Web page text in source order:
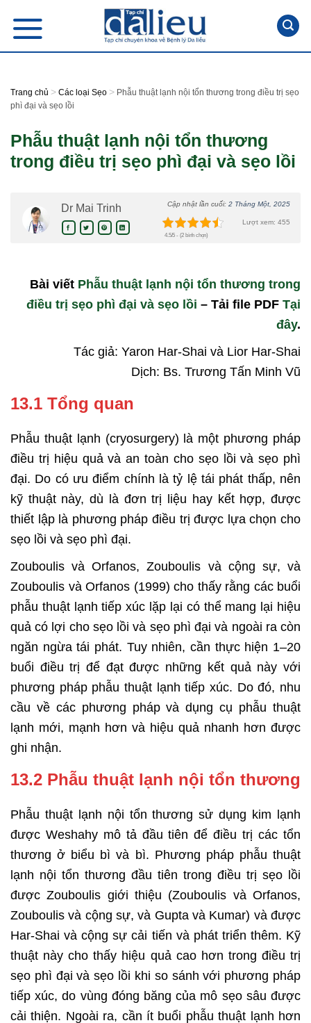
content
Trang chủ > Các loại Sẹo > Phẫu thuật lạnh nội tổn thương trong điều trị sẹo
phì đại và sẹo lồi
Phẫu thuật lạnh nội tổn thương
trong điều trị sẹo phì đại và sẹo lồi
Dr Mai Trinh Cập nhật lần cuối: 2 Tháng Một, 2025
4.5/5 - (2 bình chọn)
Lượt xem: 455
Bài viết Phẫu thuật lạnh nội tổn thương trong
điều trị sẹo phì đại và sẹo lồi – Tải file PDF Tại
đây.
Tác giả: Yaron Har-Shai và Lior Har-Shai
Dịch: Bs. Trương Tấn Minh Vũ
13.1 Tổng quan
Phẫu thuật lạnh (cryosurgery) là một phương pháp
điều trị hiệu quả và an toàn cho sẹo lồi và sẹo phì
đại. Do có ưu điểm chính là tỷ lệ tái phát thấp, nên
kỹ thuật này, dù là đơn trị liệu hay kết hợp, được
thiết lập là phương pháp điều trị được lựa chọn cho
sẹo lồi và sẹo phì đại.
Zouboulis và Orfanos, Zouboulis và cộng sự, và
Zouboulis và Orfanos (1999) cho thấy rằng các buổi
phẫu thuật lạnh tiếp xúc lặp lại có thể mang lại hiệu
quả có lợi cho sẹo lồi và sẹo phì đại và ngoài ra còn
ngăn ngừa tái phát. Tuy nhiên, cần thực hiện 1–20
buổi điều trị để đạt được những kết quả này với
phương pháp phẫu thuật lạnh tiếp xúc. Do đó, nhu
cầu về các phương pháp và dụng cụ phẫu thuật
lạnh mới, mạnh hơn và hiệu quả nhanh hơn được
ghi nhận.
13.2 Phẫu thuật lạnh nội tổn thương
Phẫu thuật lạnh nội tổn thương sử dụng kim lạnh
được Weshahy mô tả đầu tiên để điều trị các tổn
thương ở biểu bì và bì. Phương pháp phẫu thuật
lạnh nội tổn thương đầu tiên trong điều trị sẹo lồi
được Zouboulis giới thiệu (Zouboulis và Orfanos,
Zouboulis và cộng sự, và Gupta và Kumar) và được
Har-Shai và cộng sự cải tiến và phát triển thêm. Kỹ
thuật này cho thấy hiệu quả cao hơn trong điều trị
sẹo phì đại và sẹo lồi khi so sánh với phương pháp
tiếp xúc, do vùng đóng băng của mô sẹo sâu được
cải thiện. Ngoài ra, cần ít buổi phẫu thuật lạnh hơn